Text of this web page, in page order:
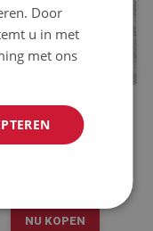
WANDPANELEN VOOR DE
ZEBRA -TV
NU KOPEN
Door
u in met
met ons